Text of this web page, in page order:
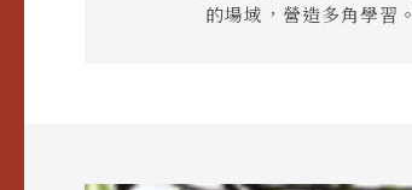
的場域，營造多角學習。